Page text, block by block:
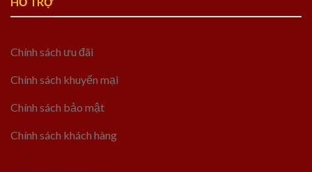
Chính sách ưu đãi
Chính sách khuyến mại
Chính sách bảo mật
Chính sách khách hàng